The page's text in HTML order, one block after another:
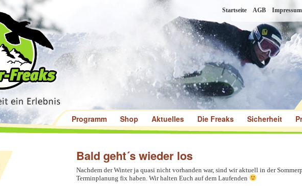
Startseite AGB Impressum
Programm Shop Aktuelles Die Freaks Sicherheit
Bald geht´s wieder los
Nachdem der Winter ja quasi nicht vorhanden war, sind wir aktuell in der
Terminplanung fix haben. Wir halten Euch auf dem Laufenden